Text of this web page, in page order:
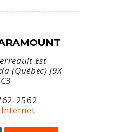
Est
(Québec) J9X
2562
Internet